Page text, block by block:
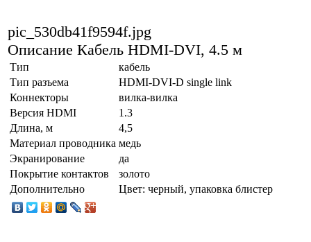
pic_530db41f9594f.jpg
Описание Кабель HDMI-DVI, 4.5 м
Тип
кабель
Тип разъема
HDMI-DVI-D single link
Коннекторы
вилка-вилка
Версия HDMI
1.3
Длина, м
4,5
Материал проводника медь
Экранирование
да
Покрытие контактов
золото
Дополнительно
Цвет: черный, упаковка блистер